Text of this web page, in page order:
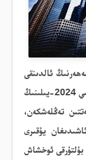
كۆزىتىپ ئۆلچەنگەن 30 شەھەرنىڭ ئالدىنقى
يېرىم يىللىق يېڭى ئۆي پۈتۈشۈش كۆلىمى جەمئىي 2024-يىلىنىڭ
تەڭلەشكەن،
10 مىليوندىن ئاشىدىغان يۇقىرى
بۇلتۇرقى ئوخشاش